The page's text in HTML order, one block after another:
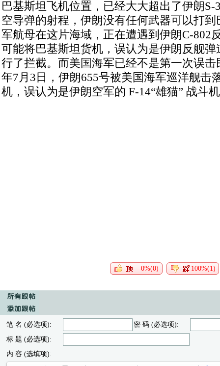
巴基斯坦飞机位置，已经大大超出了伊朗S-
空导弹的射程，伊朗没有任何武器可以打
军航母在这片海域，正在遭遇到伊朗C-802
可能将巴基斯坦货机，误认为是伊朗反舰
行了拦截。而美国海军已经不是第一次误击
年7月3日，伊朗655号被美国海军巡洋舰击
机，误认为是伊朗空军的 F-14“雄猫” 战斗
0%(0) 100%(1)
笔 名 (必选项):
密 码 (必选项):
标 题 (必选项):
内 容 (选填项):